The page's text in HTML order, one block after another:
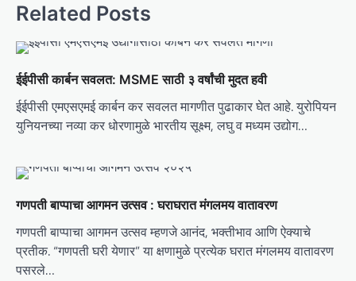
n
a
v
i
g
a
t
o
n
Related Posts
ईईपीसी कार्बन सवलत: MSME साठी ३ वर्षांची मुदत हवी
ईईपीसी एमएसएमई कार्बन कर सवलत मागणीत पुढाकार घेत आहे. युरोपियन
युनियनच्या नव्या कर धोरणामुळे भारतीय सूक्ष्म, लघु व मध्यम उद्योग…
गणपती बाप्पाचा आगमन उत्सव : घराघरात मंगलमय वातावरण
गणपती बाप्पाचा आगमन उत्सव म्हणजे आनंद, भक्तीभाव आणि ऐक्याचे
प्रतीक. “गणपती घरी येणार” या क्षणामुळे प्रत्येक घरात मंगलमय वातावरण
पसरले…